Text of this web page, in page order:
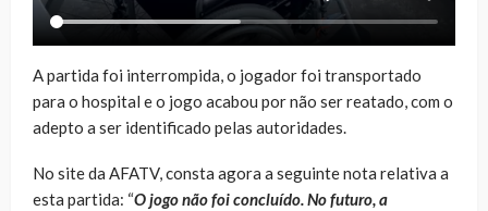
A partida foi interrompida, o jogador foi transportado
para o hospital e o jogo acabou por não ser reatado, com o
adepto a ser identificado pelas autoridades.
No site da AFATV, consta agora a seguinte nota relativa a
esta partida: “O jogo não foi concluído. No futuro, a